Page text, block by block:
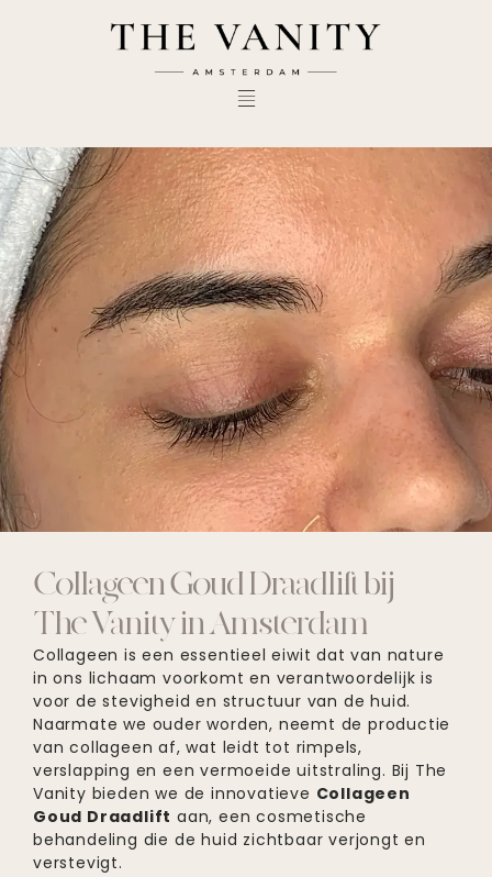
Collageen Goud Draadlift bij
The Vanity in Amsterdam
Collageen is een essentieel eiwit dat van nature
in ons lichaam voorkomt en verantwoordelijk is
voor de stevigheid en structuur van de huid.
Naarmate we ouder worden, neemt de productie
van collageen af, wat leidt tot rimpels,
verslapping en een vermoeide uitstraling. Bij The
Vanity bieden we de innovatieve Collageen
Goud Draadlift aan, een cosmetische
behandeling die de huid zichtbaar verjongt en
verstevigt.